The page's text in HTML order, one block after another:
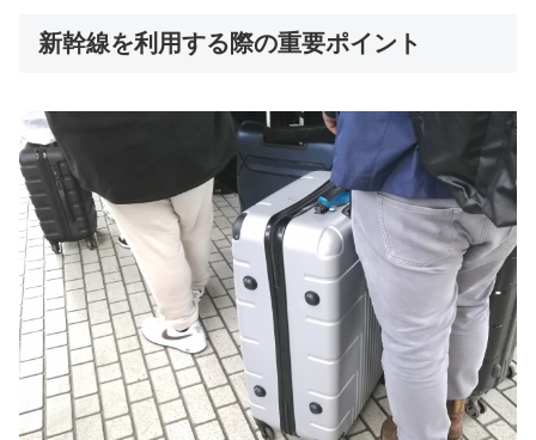
新幹線を利用する際の重要ポイント